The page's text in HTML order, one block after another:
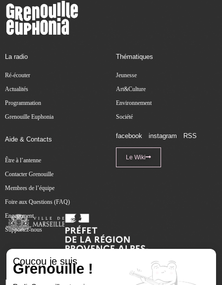
La radio
Ré-écouter
Actualités
Programmation
Grenouille Euphonia
Thématiques
Jeunesse
Art&Culture
Environnement
Société
Aide & Contacts
Être à l’antenne
Contacter Grenouille
Membres de l’équipe
Foire aux Questions (FAQ)
Engagement
Supportez-nous
facebook instagram RSS
Le Wiki
Coucou je suis
Grenouille !